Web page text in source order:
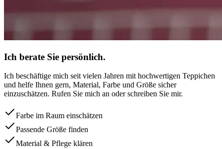
Ich berate Sie persönlich.
Ich beschäftige mich seit vielen Jahren mit hochwertigen Teppichen
und helfe Ihnen gern, Material, Farbe und Größe sicher
einzuschätzen. Rufen Sie mich an oder schreiben Sie mir.
Farbe im Raum einschätzen
Passende Größe finden
Material & Pflege klären